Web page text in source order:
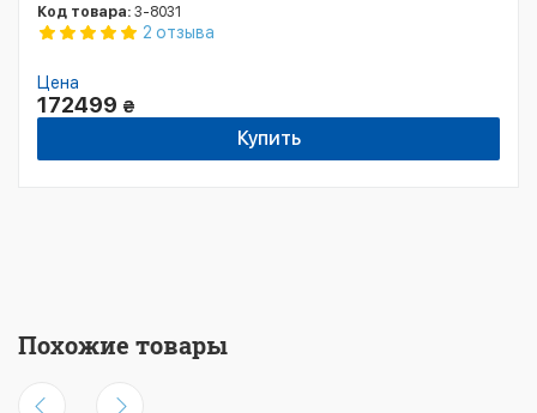
Код товара: 3-8031
2 отзыва
Цена
172499 ₴
Купить
Похожие товары